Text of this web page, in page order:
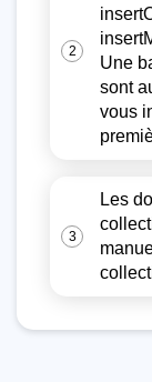
2
Une
sont
vous
3
Les